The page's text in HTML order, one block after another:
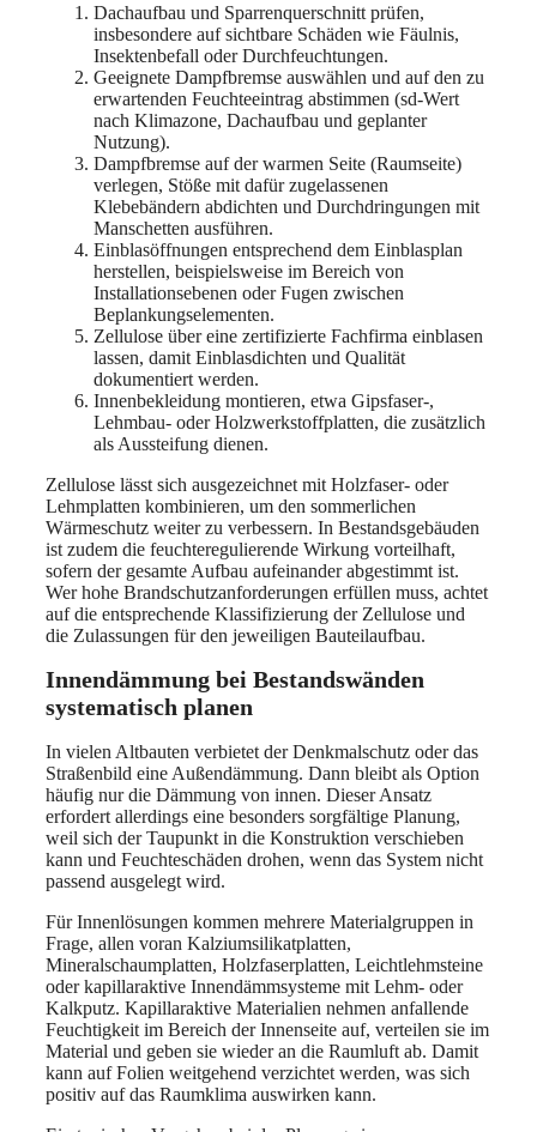
Dachaufbau und Sparrenquerschnitt prüfen,
insbesondere auf sichtbare Schäden wie Fäulnis,
Insektenbefall oder Durchfeuchtungen.
Geeignete Dampfbremse auswählen und auf den zu
erwartenden Feuchteeintrag abstimmen (sd-Wert
nach Klimazone, Dachaufbau und geplanter
Nutzung).
Dampfbremse auf der warmen Seite (Raumseite)
verlegen, Stöße mit dafür zugelassenen
Klebebändern abdichten und Durchdringungen mit
Manschetten ausführen.
Einblasöffnungen entsprechend dem Einblasplan
herstellen, beispielsweise im Bereich von
Installationsebenen oder Fugen zwischen
Beplankungselementen.
Zellulose über eine zertifizierte Fachfirma einblasen
lassen, damit Einblasdichten und Qualität
dokumentiert werden.
Innenbekleidung montieren, etwa Gipsfaser-,
Lehmbau- oder Holzwerkstoffplatten, die zusätzlich
als Aussteifung dienen.
Zellulose lässt sich ausgezeichnet mit Holzfaser- oder
Lehmplatten kombinieren, um den sommerlichen
Wärmeschutz weiter zu verbessern. In Bestandsgebäuden
ist zudem die feuchteregulierende Wirkung vorteilhaft,
sofern der gesamte Aufbau aufeinander abgestimmt ist.
Wer hohe Brandschutzanforderungen erfüllen muss, achtet
auf die entsprechende Klassifizierung der Zellulose und
die Zulassungen für den jeweiligen Bauteilaufbau.
Innendämmung bei Bestandswänden
systematisch planen
In vielen Altbauten verbietet der Denkmalschutz oder das
Straßenbild eine Außendämmung. Dann bleibt als Option
häufig nur die Dämmung von innen. Dieser Ansatz
erfordert allerdings eine besonders sorgfältige Planung,
weil sich der Taupunkt in die Konstruktion verschieben
kann und Feuchteschäden drohen, wenn das System nicht
passend ausgelegt wird.
Für Innenlösungen kommen mehrere Materialgruppen in
Frage, allen voran Kalziumsilikatplatten,
Mineralschaumplatten, Holzfaserplatten, Leichtlehmsteine
oder kapillaraktive Innendämmsysteme mit Lehm- oder
Kalkputz. Kapillaraktive Materialien nehmen anfallende
Feuchtigkeit im Bereich der Innenseite auf, verteilen sie im
Material und geben sie wieder an die Raumluft ab. Damit
kann auf Folien weitgehend verzichtet werden, was sich
positiv auf das Raumklima auswirken kann.